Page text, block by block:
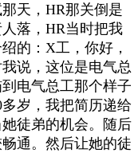
天，HR那关倒是
落，HR当时把我
的：X工，你好，
说，这位是电气总
电气总工那个样子
岁，我把简历递给
徒弟的机会。随后
通。然后让她的徒